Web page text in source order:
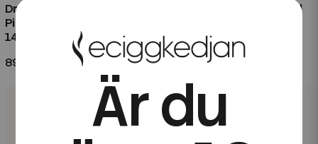
Dr Frost Polar Ice Nic Salt |
Pink Soda | 10ml E-Juice |
14,5mg Saltnikotin
89 kr
Dr Frost Polar Ice Nic Salt |
14,5mg Saltnikotin
89 kr
Är du